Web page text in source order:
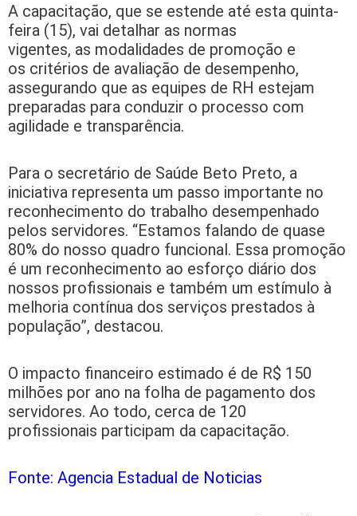
A capacitação, que se estende até esta quinta-
feira (15), vai detalhar as normas
vigentes, as modalidades de promoção e
os critérios de avaliação de desempenho,
assegurando que as equipes de RH estejam
preparadas para conduzir o processo com
agilidade e transparência.
Para o secretário de Saúde Beto Preto, a
iniciativa representa um passo importante no
reconhecimento do trabalho desempenhado
pelos servidores. “Estamos falando de quase
80% do nosso quadro funcional. Essa promoção
é um reconhecimento ao esforço diário dos
nossos profissionais e também um estímulo à
melhoria contínua dos serviços prestados à
população”, destacou.
O impacto financeiro estimado é de R$ 150
milhões por ano na folha de pagamento dos
servidores. Ao todo, cerca de 120
profissionais participam da capacitação.
Fonte: Agencia Estadual de Noticias